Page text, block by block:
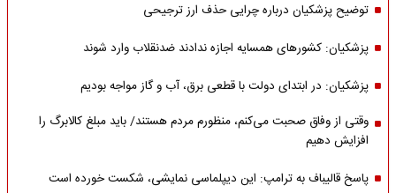
توضیح پزشکیان درباره چرایی حذف ارز ترجیحی
پزشکیان: کشورهای همسایه اجازه ندادند ضدنقلاب وارد شوند
پزشکیان: در ابتدای دولت با قطعی برق، آب و گاز مواجه بودیم
وقتی از وفاق صحبت می‌کنم، منظورم مردم هستند/ باید مبلغ کالابرگ را
افزایش دهیم
پاسخ قالیباف به ترامپ: این دیپلماسی نمایشی، شکست خورده است